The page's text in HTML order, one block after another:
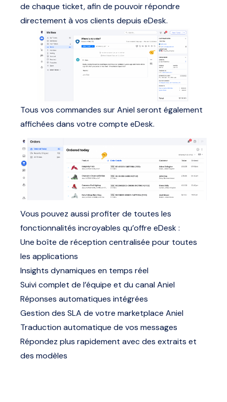
de chaque ticket, afin de pouvoir répondre
directement à vos clients depuis eDesk.
Tous vos commandes sur Aniel seront également
affichées dans votre compte eDesk.
Vous pouvez aussi profiter de toutes les
fonctionnalités incroyables qu’offre eDesk :
Une boîte de réception centralisée pour toutes
les applications
Insights dynamiques en temps réel
Suivi complet de l’équipe et du canal Aniel
Réponses automatiques intégrées
Gestion des SLA de votre marketplace Aniel
Traduction automatique de vos messages
Répondez plus rapidement avec des extraits et
des modèles